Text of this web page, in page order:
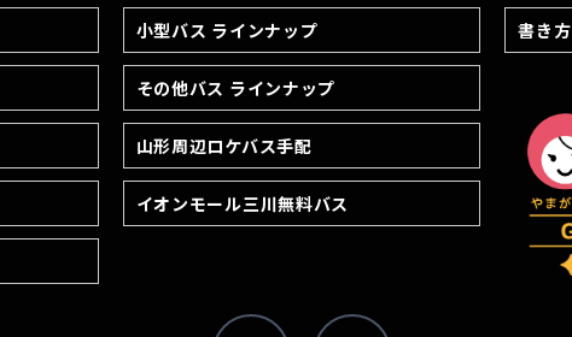
小型バス ラインナップ
その他バス ラインナップ
山形周辺ロケバス手配
イオンモール三川無料バス
書き